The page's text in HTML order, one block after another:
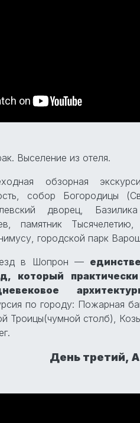
Выселение из отеля.
обзорная
собор Богородицы
дворец,
памятник
городской парк
в Шопрон —
который
по городу: Пожарная
Троицы(чумной столб),
День третий,